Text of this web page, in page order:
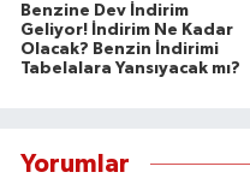
Benzine Dev İndirim
Geliyor! İndirim Ne Kadar
Olacak? Benzin İndirimi
Tabelalara Yansıyacak mı?
Yorumlar